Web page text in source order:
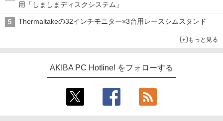
用「しましまディスクシステム」
Thermaltakeの32インチモニター×3台用レースシムスタンド
もっと見る
AKIBA PC Hotline! をフォローする